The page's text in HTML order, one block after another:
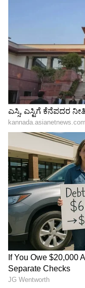
Related Articles
ಫ್ರಿಡ್ಜ್‌ ಬಳಸುವಾಗ
ಇಲ್ಲದಿದ್ರೆ ಕೂಲಿಂಗ್
ಹೆಚ್ಚಾಗುತ್ತೆ
Mind It: ವಾಸ್ತು
ವಸ್ತುಗಳನ್ನು
ಹುಶಾರ್!
3